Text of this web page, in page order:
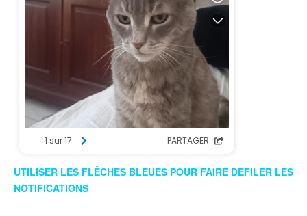
UTILISER LES FLÊCHES BLEUES POUR FAIRE DEFILER LES
NOTIFICATIONS